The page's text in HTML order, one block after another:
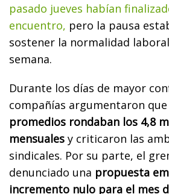
pasado jueves habían
encuentro, pero la pausa
sostener la normalidad
semana.
Durante los días de mayor
compañías argumentaron
promedios rondaban los 4,8
mensuales y criticaron las
sindicales. Por su parte, el
denunciado una propuesta
incremento nulo para el mes